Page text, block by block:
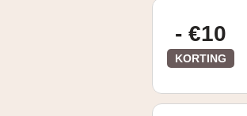
- €10
KORTING